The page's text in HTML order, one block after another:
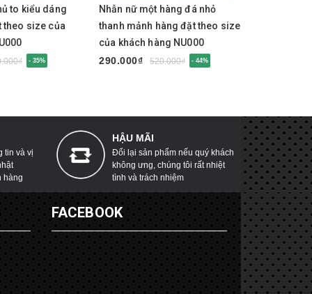
to kiểu dáng
theo size của
- 35%
Nhẫn nữ một hàng đá nhỏ
thanh mảnh hàng đặt theo size
của khách hàng NU000
290.000₫
520.000₫ - 44%
tin và vị
hàng
HẬU MÃI
Đổi lại sản phẩm nếu quý khách
không ưng, chúng tôi rất nhiệt
tình và trách nhiệm
FACEBOOK